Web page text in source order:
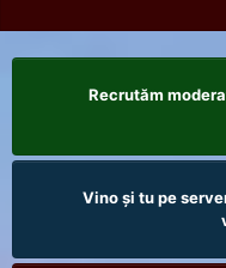
Recrutăm
Vino și tu pe